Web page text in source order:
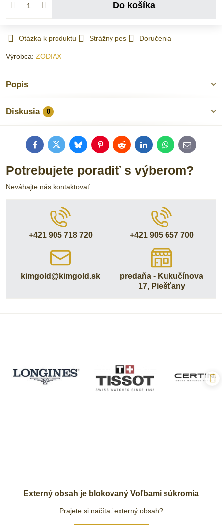
Do košíka
Otázka k produktu Strážny pes Doručenia
Výrobca: ZODIAX
Popis
Diskusia 0
FacebookTwitterBlueskyPinterestRedditLinkedInWhatsApp
E-
mail
Potrebujete poradiť s výberom?
Neváhajte nás kontaktovať:
+421 905 718 720 +421 905 657 700
kimgold​@kimgold​.sk
predaňa - Kukučínova
17, Piešťany
Externý obsah je blokovaný Voľbami súkromia
Prajete si načítať externý obsah?